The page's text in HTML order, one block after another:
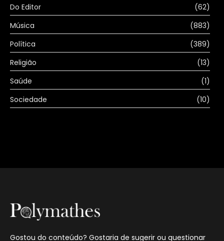
Do Editor
(62)
Música
(883)
Política
(389)
Religião
(13)
Saúde
(1)
Sociedade
(10)
Gostou do conteúdo? Gostaria de sugerir ou questionar